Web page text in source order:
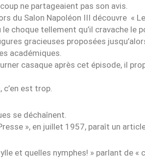
ne partageaient pas son avis.
du Salon Napoléon III découvre «
le choque tellement qu’il cravache le
gracieuses proposées
académiques.
casaque après cet épisode, il
est trop.
se déchaînent.
», en juillet 1957, paraît un
et quelles nymphes! » parlant de